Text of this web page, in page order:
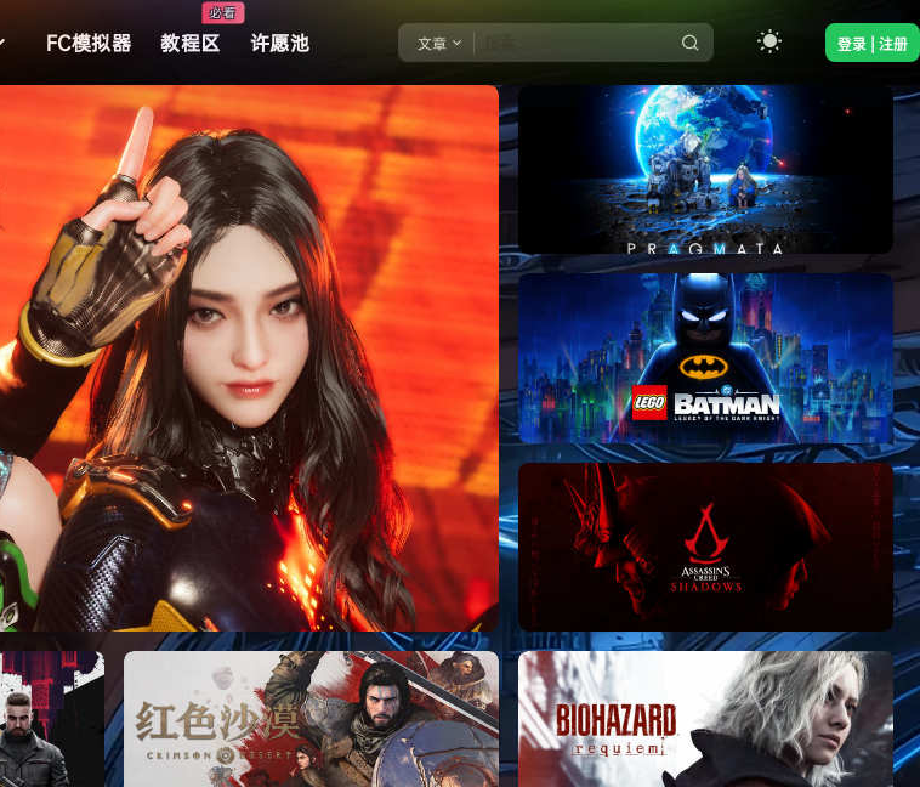
FC模拟器 教程区
必看
许愿池 文章 登录 | 注册
《刺客信条：黑旗 记忆重置-虚
HYPERVISOR》免安装中文版
《识质存在/PRAGMATA》免安装中文版
《乐高蝙蝠侠：黑暗骑士之遗/LEGO
Batman: Legacy of the Dark Knight》
免安装中文版
《刺客信条：影/Assassin’s Creed
Shadows》免安装版，非虚拟机